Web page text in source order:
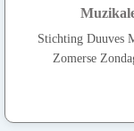
Stichting Duuves
Zomerse